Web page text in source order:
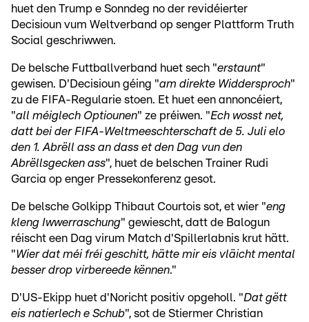
huet den Trump e Sonndeg no der revidéierter
Decisioun vum Weltverband op senger Plattform Truth
Social geschriwwen.
De belsche Futtballverband huet sech "erstaunt"
gewisen. D'Decisioun géing "am direkte Widdersproch"
zu de FIFA-Regularie stoen. Et huet een annoncéiert,
"all méiglech Optiounen" ze préiwen. "Ech wosst net,
datt bei der FIFA-Weltmeeschterschaft de 5. Juli elo
den 1. Abrëll ass an dass et den Dag vun den
Abrëllsgecken ass", huet de belschen Trainer Rudi
Garcia op enger Pressekonferenz gesot.
De belsche Golkipp Thibaut Courtois sot, et wier "eng
kleng Iwwerraschung" gewiescht, datt de Balogun
réischt een Dag virum Match d'Spillerlabnis krut hätt.
"Wier dat méi fréi geschitt, hätte mir eis vläicht mental
besser drop virbereede kënnen."
D'US-Ekipp huet d'Noricht positiv opgeholl. "Dat gëtt
eis natierlech e Schub", sot de Stiermer Christian